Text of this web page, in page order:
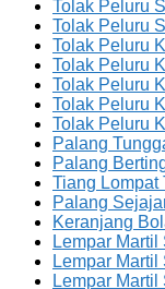
Tolak Peluru
Tolak Peluru
Tolak Peluru
Tolak Peluru
Tolak Peluru
Tolak Peluru
Tolak Peluru
Palang
Palang
Tiang Lompat
Palang
Keranjang
Lempar
Lempar
Lempar